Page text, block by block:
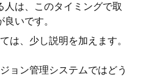
人は、このタイミングで取
いです。
は、少し説明を加えます。
ョン管理システムではどう